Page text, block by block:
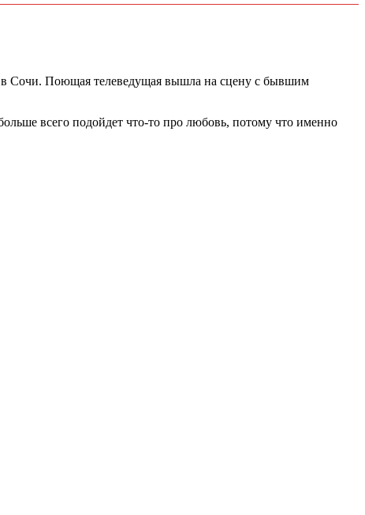
в Сочи. Поющая телеведущая вышла на сцену с бывшим
всего подойдет что-то про любовь, потому что именно